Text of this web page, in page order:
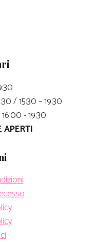
/ 15:30 – 19:30
- 19:30
APERTI